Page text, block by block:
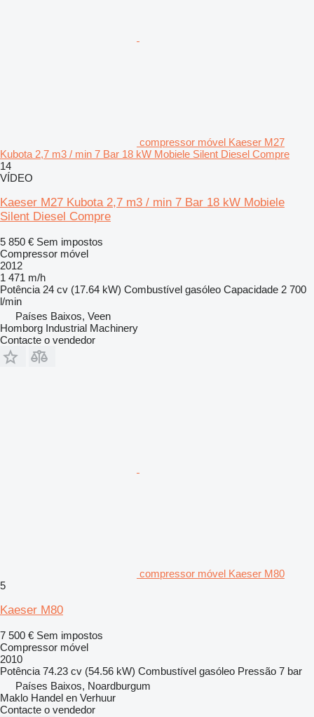
compressor móvel Kaeser M27
Kubota 2,7 m3 / min 7 Bar 18 kW Mobiele Silent Diesel Compre
14
VÍDEO
Kaeser M27 Kubota 2,7 m3 / min 7 Bar 18 kW Mobiele
Silent Diesel Compre
5 850 € Sem impostos
Compressor móvel
2012
1 471 m/h
Potência 24 cv (17.64 kW) Combustível gasóleo Capacidade 2 700
l/min
Países Baixos, Veen
Homborg Industrial Machinery
Contacte o vendedor
compressor móvel Kaeser M80
5
Kaeser M80
7 500 € Sem impostos
Compressor móvel
2010
Potência 74.23 cv (54.56 kW) Combustível gasóleo Pressão 7 bar
Países Baixos, Noardburgum
Maklo Handel en Verhuur
Contacte o vendedor